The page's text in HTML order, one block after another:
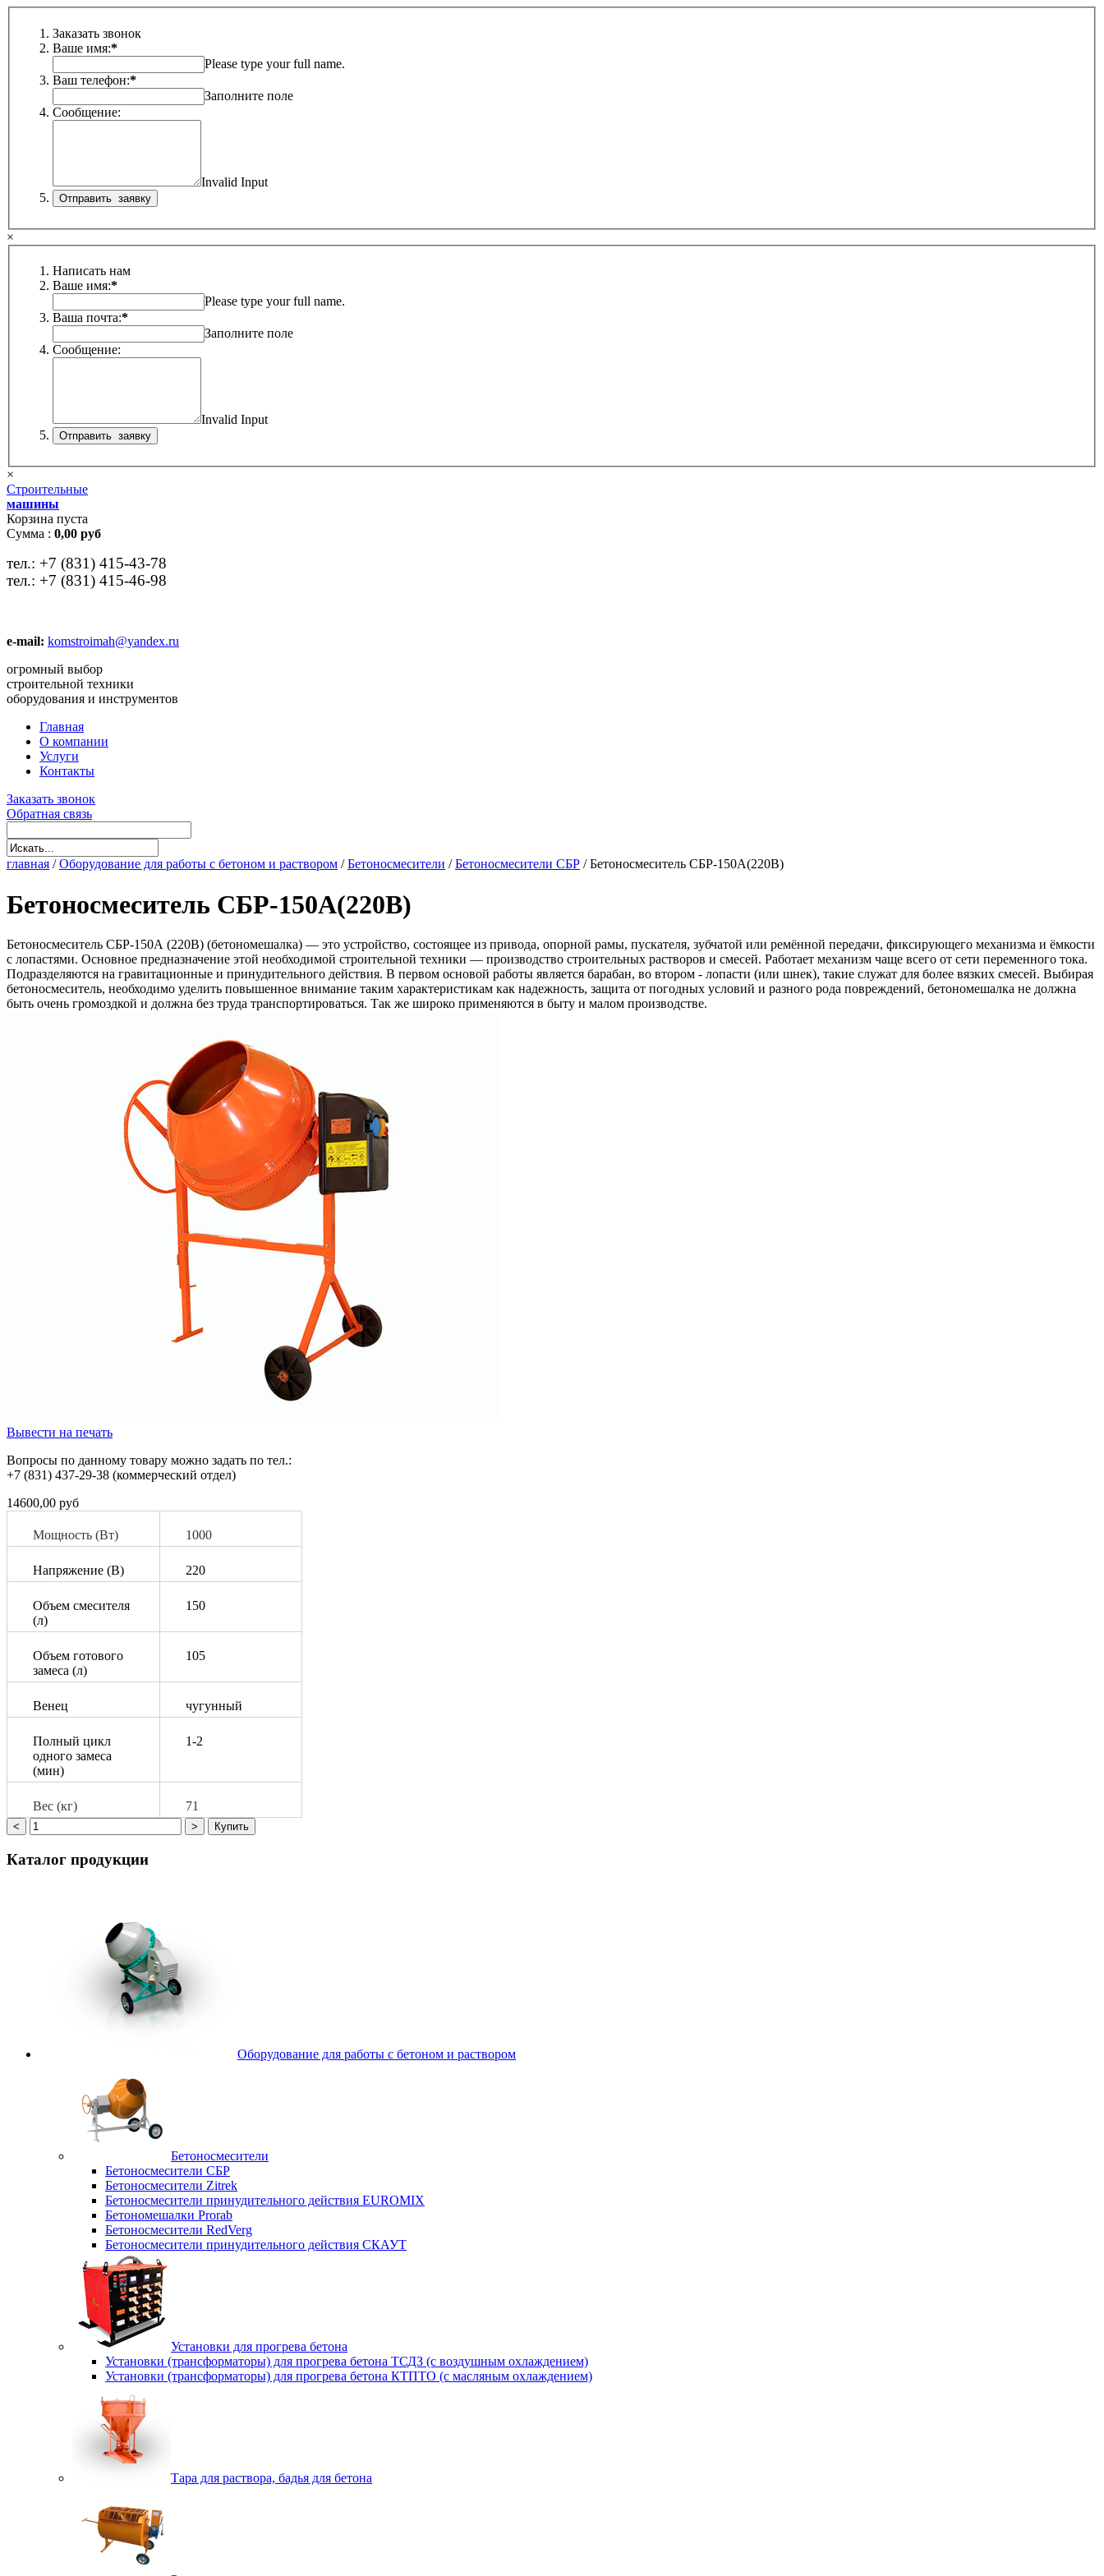
Заказать звонок
Ваше имя:*
Please type your full name.
Ваш телефон:*
Заполните поле
Сообщение:
Invalid Input
×
Написать нам
Ваше имя:*
Please type your full name.
Ваша почта:*
Заполните поле
Сообщение:
Invalid Input
×
Строительные
машины
Корзина пуста
Сумма : 0,00 руб
тел.: +7 (831) 415-43-78
тел.: +7 (831) 415-46-98
e-mail: komstroimah@yandex.ru
огромный выбор
строительной техники
оборудования и инструментов
Главная
О компании
Услуги
Контакты
Заказать звонок
Обратная связь
главная /Оборудование для работы с бетоном и раствором /Бетоносмесители /Бетоносмесители СБР /Бетоносмеситель СБР-150А(220В)
Бетоносмеситель СБР-150А(220В)
Бетоносмеситель СБР-150А (220В) (бетономешалка) — это устройство, состоящее из привода, опорной рамы, пускателя, зубчатой или ремённой передачи, фиксирующего механизма и ёмкости
с лопастями. Основное предназначение этой необходимой строительной техники — производство строительных растворов и смесей. Работает механизм чаще всего от сети переменного тока.
Подразделяются на гравитационные и принудительного действия. В первом основой работы является барабан, во втором - лопасти (или шнек), такие служат для более вязких смесей. Выбирая
бетоносмеситель, необходимо уделить повышенное внимание таким характеристикам как надежность, защита от погодных условий и разного рода повреждений, бетономешалка не должна
быть очень громоздкой и должна без труда транспортироваться. Так же широко применяются в быту и малом производстве.
Вывести на печать
Вопросы по данному товару можно задать по тел.:
+7 (831) 437-29-38 (коммерческий отдел)
14600,00 руб
Мощность (Вт) 1000
Напряжение (В) 220
Объем смесителя
(л)
150
Объем готового
замеса (л)
105
Венец чугунный
Полный цикл
одного замеса
(мин)
­­1-2
Вес (кг) 71
Каталог продукции
Оборудование для работы с бетоном и раствором
Бетоносмесители
Бетоносмесители СБР
Бетоносмесители Zitrek
Бетоносмесители принудительного действия EUROMIX
Бетономешалки Prorab
Бетоносмесители RedVerg
Бетоносмесители принудительного действия СКАУТ
Установки для прогрева бетона
Установки (трансформаторы) для прогрева бетона ТСДЗ (c воздушным охлаждением)
Установки (трансформаторы) для прогрева бетона КТПТО (c масляным охлаждением)
Тара для раствора, бадья для бетона